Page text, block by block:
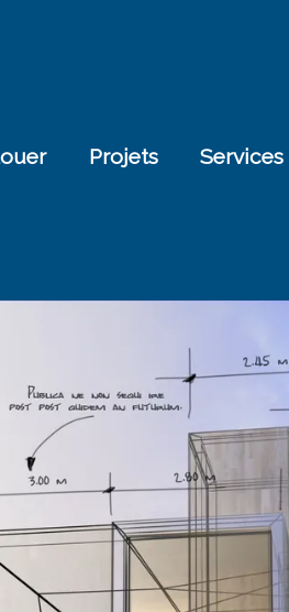
Projets Services